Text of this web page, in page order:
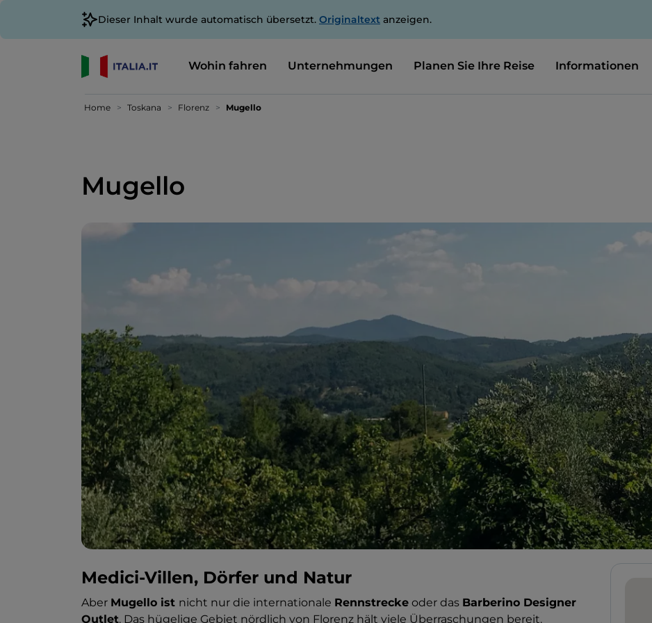
Dieser Inhalt wurde automatisch übersetzt. Originaltext anzeigen.
Wohin fahren Unternehmungen Planen Sie Ihre Reise Informationen
Home Toskana Florenz Mugello
Mugello
Medici-Villen, Dörfer und Natur
Aber Mugello ist nicht nur die internationale Rennstrecke oder das Barberino Designer
Outlet. Das hügelige Gebiet nördlich von Florenz hält viele Überraschungen bereit.